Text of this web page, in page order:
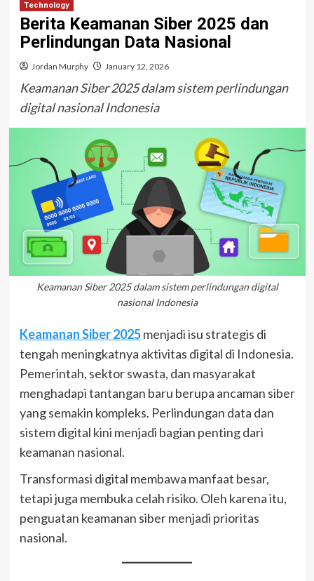
Technology
Berita Keamanan Siber 2025 dan
Perlindungan Data Nasional
Jordan Murphy January 12, 2026
Keamanan Siber 2025 dalam sistem perlindungan
digital nasional Indonesia
Keamanan Siber 2025 dalam sistem perlindungan digital
nasional Indonesia
Keamanan Siber 2025menjadi isu strategis di
tengah meningkatnya aktivitas digital di Indonesia.
Pemerintah, sektor swasta, dan masyarakat
menghadapi tantangan baru berupa ancaman siber
yang semakin kompleks. Perlindungan data dan
sistem digital kini menjadi bagian penting dari
keamanan nasional.
Transformasi digital membawa manfaat besar,
tetapi juga membuka celah risiko. Oleh karena itu,
penguatan keamanan siber menjadi prioritas
nasional.